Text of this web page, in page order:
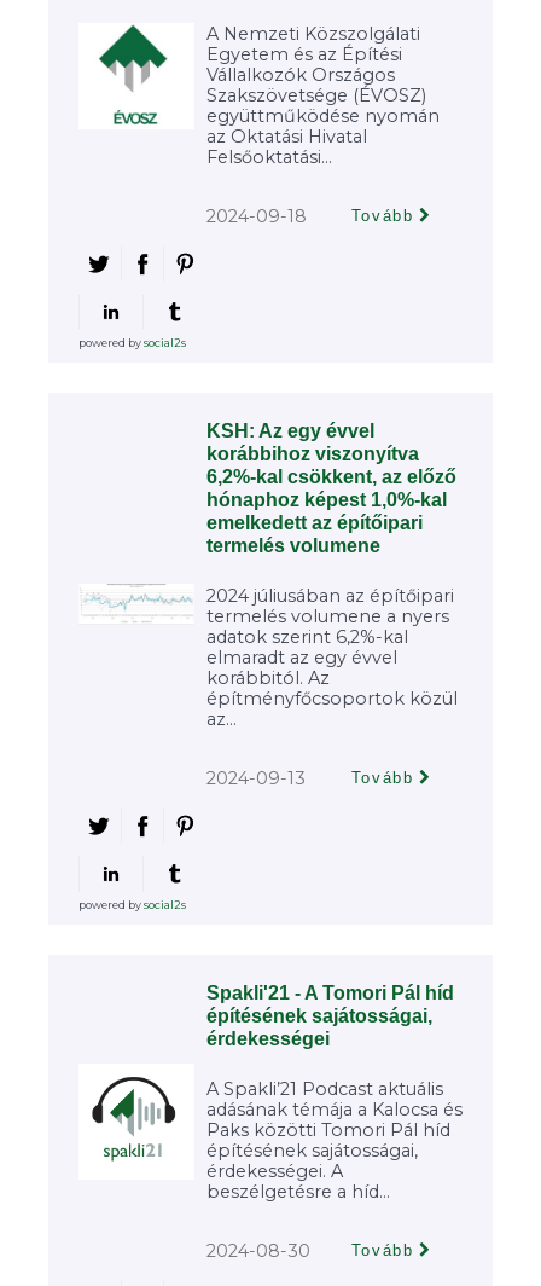
A Nemzeti Közszolgálati
Egyetem és az Építési
Vállalkozók Országos
Szakszövetsége (ÉVOSZ)
együttműködése nyomán
az Oktatási Hivatal
Felsőoktatási...
2024-09-18 Tovább
powered bysocial2s
KSH: Az egy évvel
korábbihoz viszonyítva
6,2%-kal csökkent, az előző
hónaphoz képest 1,0%-kal
emelkedett az építőipari
termelés volumene
2024 júliusában az építőipari
termelés volumene a nyers
adatok szerint 6,2%-kal
elmaradt az egy évvel
korábbitól. Az
építményfőcsoportok közül
az...
2024-09-13 Tovább
powered bysocial2s
Spakli'21 - A Tomori Pál híd
építésének sajátosságai,
érdekességei
A Spakli’21 Podcast aktuális
adásának témája a Kalocsa és
Paks közötti Tomori Pál híd
építésének sajátosságai,
érdekességei. A
beszélgetésre a híd...
2024-08-30 Tovább